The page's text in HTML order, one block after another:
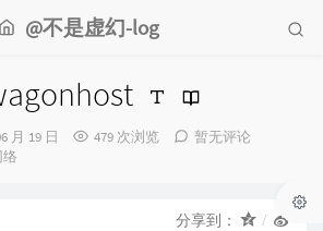
@不是虚幻-log
月 19 日 479 次浏览
暂无评论
络
分享到：